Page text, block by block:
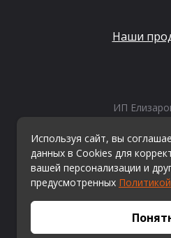
Наши
ИП
ОГРНИП:
Эл. почта:
Используя сайт, вы
данных в Cookies для
вашей персонализации и
предусмотренных Политикой